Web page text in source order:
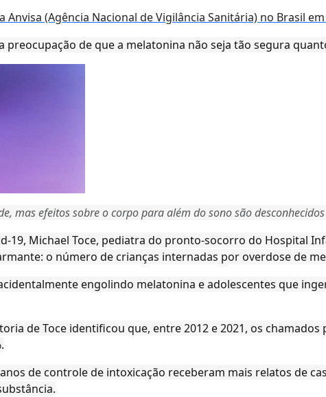
(Agência Nacional de Vigilância Sanitária) no Brasil em
preocupação de que a melatonina não seja tão segura
mas efeitos sobre o corpo para além do sono são
19, Michael Toce, pediatra do pronto-socorro do Hospital
o número de crianças internadas por overdose de
engolindo melatonina e adolescentes que
de Toce identificou que, entre 2012 e 2021, os
de controle de intoxicação receberam mais relatos de